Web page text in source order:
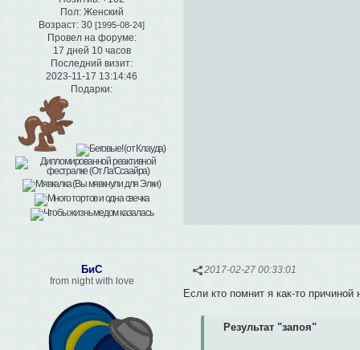
Пол:Женский
Возраст: 30 [1995-08-24]
Провел на форуме:
17 дней 10 часов
Последний визит:
2023-11-17 13:14:46
Подарки:
2017-02-27 00:33:01
БиС
from night with love
Если кто помнит я как-то причиной
Результат "запоя"